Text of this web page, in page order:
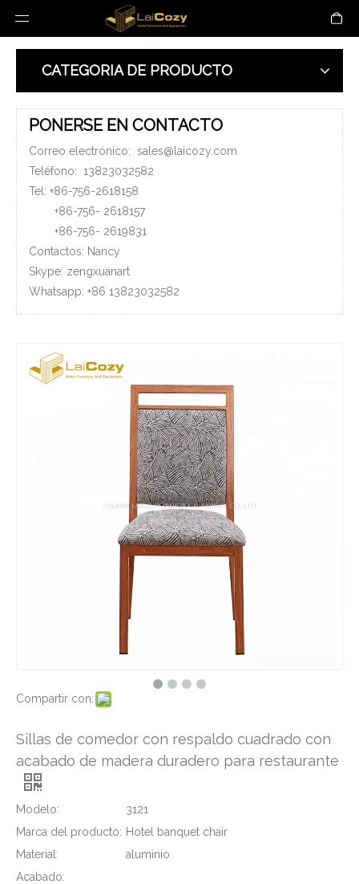
CATEGORIA DE PRODUCTO
PONERSE EN CONTACTO
Correo electrónico: sales@laicozy.com
Teléfono: 13823032582
Tel: +86-756-2618158
+86-756- 2618157
+86-756- 2619831
Contactos: Nancy
Skype: zengxuanart
Whatsapp: +86 13823032582
Compartir con:
Sillas de comedor con respaldo cuadrado con
acabado de madera duradero para restaurante
Modelo:
3121
Marca del producto: Hotel banquet chair
Material:
aluminio
Acabado: